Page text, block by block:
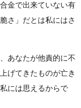
金で出来ていない有
さ」だとは私にはさ
あなたが他責的に不
げてきたものが亡き
には思えるからで